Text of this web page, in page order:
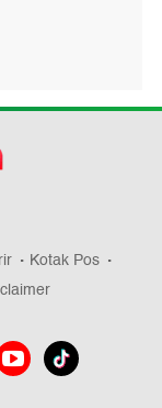
Kotak Pos